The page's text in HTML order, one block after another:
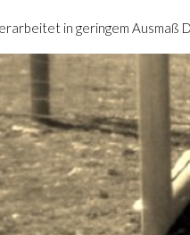
in geringem Ausmaß